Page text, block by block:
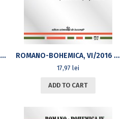
MR. LEV’S OF ROŽMITAL AND BLATNÁ ROAD AND JOURNEY DIARY FROM THE CZECHIA TO THE END OF THE WORLD ROMANO-BOHEMICA, VI/2016 ANTOLOGIE SOUČASNÉ RUMUNSKÉ POEZIE A KRÁTKÉ PRÓZY V ČEŠTINĚ
17,97 lei
ADD TO CART